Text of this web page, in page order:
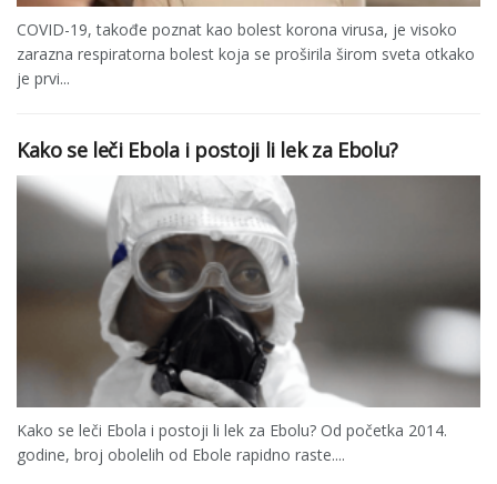
COVID-19, takođe poznat kao bolest korona virusa, je visoko
zarazna respiratorna bolest koja se proširila širom sveta otkako
je prvi...
Kako se leči Ebola i postoji li lek za Ebolu?
Kako se leči Ebola i postoji li lek za Ebolu? Od početka 2014.
godine, broj obolelih od Ebole rapidno raste....